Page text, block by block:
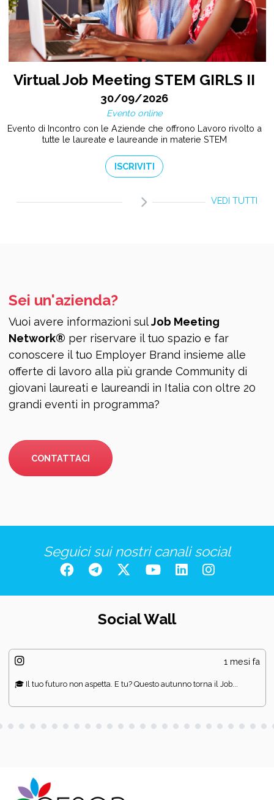
Virtual Job Meeting STEM GIRLS II
30/09/2026
Evento online
Evento di Incontro con le Aziende che offrono Lavoro rivolto a
tutte le laureate e laureande in materie STEM
ISCRIVITI
VEDI TUTTI
Sei un'azienda?
Vuoi avere informazioni sulJob Meeting
Network® per riservare il tuo spazio e far
conoscere il tuo Employer Brand insieme alle
offerte di lavoro alla più grande Community di
giovani laureati e laureandi in Italia con oltre 20
grandi eventi in programma?
CONTATTACI
Seguici sui nostri canali social
Social Wall
1 mesi fa
🎓 Il tuo futuro non aspetta. E tu? Questo autunno torna il Job...